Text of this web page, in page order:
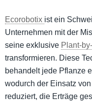
Ecorobotix ist ein
Unternehmen mit der
seine exklusive Plant-
transformieren. Diese
behandelt jede Pflanze
wodurch der Einsatz
reduziert, die Erträge